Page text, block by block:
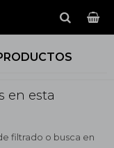
en esta
filtrado o busca en